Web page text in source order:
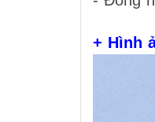
+ Hình